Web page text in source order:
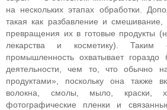
на нескольких этапах обработки.
такая как разбавление и
превращения их в готовые продукты
лекарства и косметику). Таким
промышленность охватывает
деятельности, чем то, что обычно
продуктами», поскольку она также
волокна, смолы, мыло, краски,
фотографические пленки и